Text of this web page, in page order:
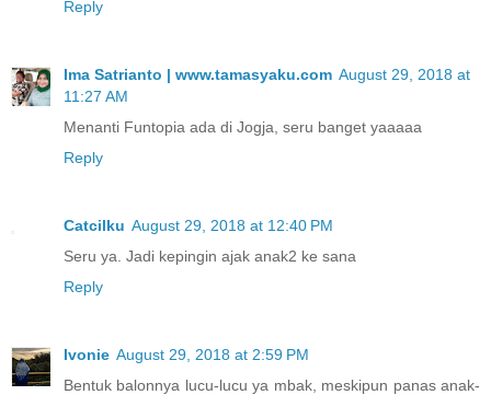
Reply
Ima Satrianto | www.tamasyaku.com August 29, 2018 at
11:27 AM
Menanti Funtopia ada di Jogja, seru banget yaaaaa
Reply
Catcilku August 29, 2018 at 12:40 PM
Seru ya. Jadi kepingin ajak anak2 ke sana
Reply
Ivonie August 29, 2018 at 2:59 PM
Bentuk balonnya lucu-lucu ya mbak, meskipun panas anak-